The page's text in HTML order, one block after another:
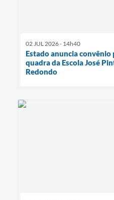
02 JUL 2026 - 14h40
Estado anuncia
quadra da Escola José
Redondo